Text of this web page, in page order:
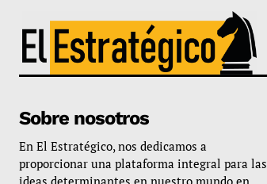
Sobre nosotros
En El Estratégico, nos dedicamos a
proporcionar una plataforma integral para las